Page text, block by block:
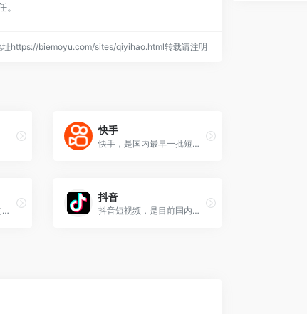
址https://biemoyu.com/sites/qiyihao.html转载请注明
快手
快手，是国内最早一批短视频平台之一，因其更加接地气和包容，也深受广大劳动人民的喜爱，尤其深受广大小镇
好看视频，是百度旗下的视频自媒体平台
抖音
抖音短视频，是目前国内最火的短视频平台之一，截止到2021年1月，抖音日活跃用户已超过6亿,峰值7亿！